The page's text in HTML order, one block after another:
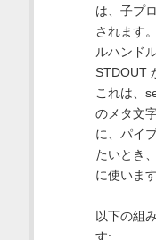
は、子プ
されます
ルハンド
STDOUT
これは、
のメタ文
に、パイ
たいとき
に使います
以下の組
す: